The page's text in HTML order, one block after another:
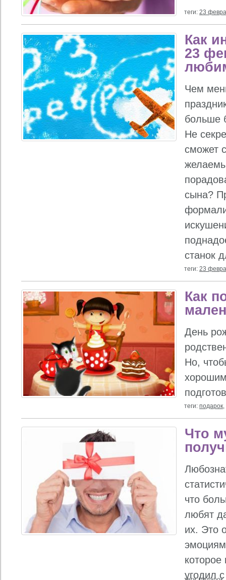
теги: 23
Как
23
Чем
больше
Не
сможет
сына?
станок
теги: 23
Как
День
Но,
теги: подарок,
Что
что
любят
их. Это
которое
угодил